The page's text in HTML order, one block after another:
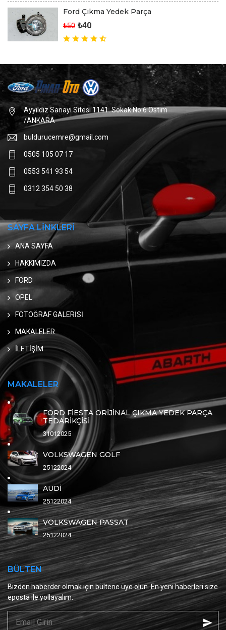
Ford Çıkma Yedek Parça
₺50 ₺40
Ayyıldız Sanayi Sitesi 1141. Sokak No:6 Ostim
/ANKARA
buldurucemre@gmail.com
0505 105 07 17
0553 541 93 54
0312 354 50 38
SAYFA LİNKLERİ
ANA SAYFA
HAKKIMIZDA
FORD
OPEL
FOTOĞRAF GALERİSİ
MAKALELER
İLETİŞİM
MAKALELER
FORD FİESTA ORİJİNAL ÇIKMA YEDEK PARÇA
TEDARİKÇİSİ
31012025
VOLKSWAGEN GOLF
25122024
AUDİ
25122024
VOLKSWAGEN PASSAT
25122024
BÜLTEN
Bizden haberder olmak için bültene üye olun. En yeni haberleri size
eposta ile yollayalım.